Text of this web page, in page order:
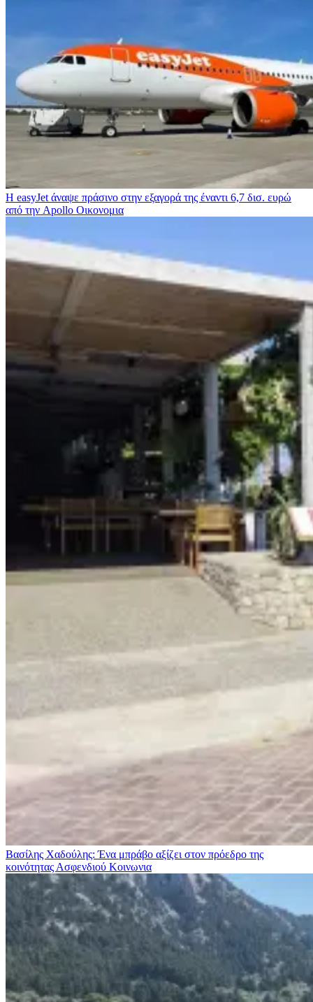
Η easyJet άναψε πράσινο στην εξαγορά της έναντι 6,7 δισ. ευρώ
από την Apollo Οικονομια
Βασίλης Χαδούλης: Ένα μπράβο αξίζει στον πρόεδρο της
κοινότητας Ασφενδιού Κοινωνια